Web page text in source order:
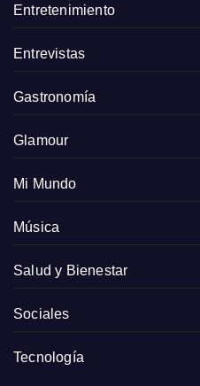
Entretenimiento
Entrevistas
Gastronomía
Glamour
Mi Mundo
Música
Salud y Bienestar
Sociales
Tecnología